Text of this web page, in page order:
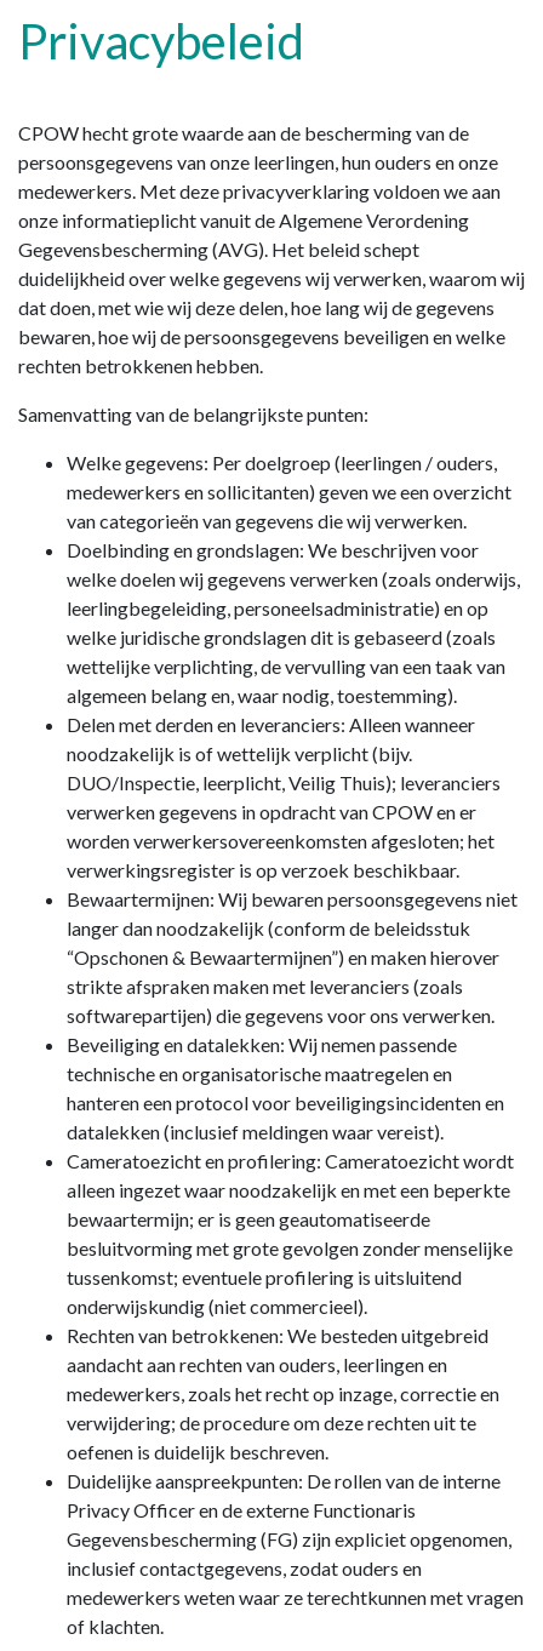
Privacybeleid
CPOW hecht grote waarde aan de bescherming van de
persoonsgegevens van onze leerlingen, hun ouders en onze
medewerkers. Met deze privacyverklaring voldoen we aan
onze informatieplicht vanuit de Algemene Verordening
Gegevensbescherming (AVG). Het beleid schept
duidelijkheid over welke gegevens wij verwerken, waarom wij
dat doen, met wie wij deze delen, hoe lang wij de gegevens
bewaren, hoe wij de persoonsgegevens beveiligen en welke
rechten betrokkenen hebben.
Samenvatting van de belangrijkste punten:
Welke gegevens: Per doelgroep (leerlingen / ouders,
medewerkers en sollicitanten) geven we een overzicht
van categorieën van gegevens die wij verwerken.
Doelbinding en grondslagen: We beschrijven voor
welke doelen wij gegevens verwerken (zoals onderwijs,
leerlingbegeleiding, personeelsadministratie) en op
welke juridische grondslagen dit is gebaseerd (zoals
wettelijke verplichting, de vervulling van een taak van
algemeen belang en, waar nodig, toestemming).
Delen met derden en leveranciers: Alleen wanneer
noodzakelijk is of wettelijk verplicht (bijv.
DUO/Inspectie, leerplicht, Veilig Thuis); leveranciers
verwerken gegevens in opdracht van CPOW en er
worden verwerkersovereenkomsten afgesloten; het
verwerkingsregister is op verzoek beschikbaar.
Bewaartermijnen: Wij bewaren persoonsgegevens niet
langer dan noodzakelijk (conform de beleidsstuk
“Opschonen & Bewaartermijnen”) en maken hierover
strikte afspraken maken met leveranciers (zoals
softwarepartijen) die gegevens voor ons verwerken.
Beveiliging en datalekken: Wij nemen passende
technische en organisatorische maatregelen en
hanteren een protocol voor beveiligingsincidenten en
datalekken (inclusief meldingen waar vereist).
Cameratoezicht en profilering: Cameratoezicht wordt
alleen ingezet waar noodzakelijk en met een beperkte
bewaartermijn; er is geen geautomatiseerde
besluitvorming met grote gevolgen zonder menselijke
tussenkomst; eventuele profilering is uitsluitend
onderwijskundig (niet commercieel).
Rechten van betrokkenen: We besteden uitgebreid
aandacht aan rechten van ouders, leerlingen en
medewerkers, zoals het recht op inzage, correctie en
verwijdering; de procedure om deze rechten uit te
oefenen is duidelijk beschreven.
Duidelijke aanspreekpunten: De rollen van de interne
Privacy Officer en de externe Functionaris
Gegevensbescherming (FG) zijn expliciet opgenomen,
inclusief contactgegevens, zodat ouders en
medewerkers weten waar ze terechtkunnen met vragen
of klachten.